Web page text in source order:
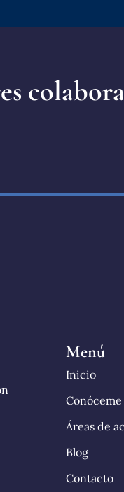
Menú
Inicio
Conóceme
Áreas de
Blog
Contacto